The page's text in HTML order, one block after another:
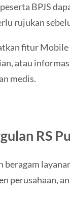
BPJS
rujukan
fitur
atau
medis.
RS
beragam
perusahaan,